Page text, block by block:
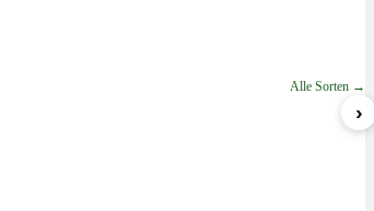
Alle Sorten →
›